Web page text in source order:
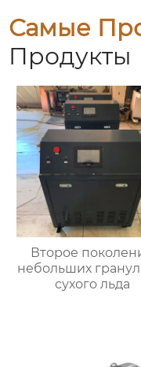
Самые
Продукты
Второе
небольших
сухого льда